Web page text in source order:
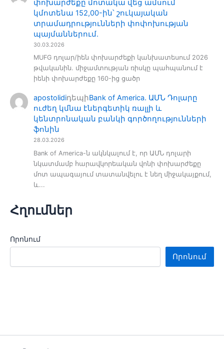
փոխարժեքը մոտակա վեց ամսում
կմոտենա 152,00-ին՝ շուկայական
տրամադրությունների փոփոխության
պայմաններում.
30.03.2026
MUFG դոլար/իեն փոխարժեքի կանխատեսում 2026
թվականին. միջամտության ռիսկը պահպանում է
իենի փոխարժեքը 160-ից ցածր
apostolidiդեպիBank of America. ԱՄՆ Դոլարը
ուժեղ կմնա էներգետիկ ռալլի և
կենտրոնական բանկի գործողությունների
ֆոնին
28.03.2026
Bank of America-ն ակնկալում է, որ ԱՄՆ դոլարի
նկատմամբ հարավկորեական վոնի փոխարժեքը
մոտ ապագայում տատանվելու է նեղ միջակայքում,
և...
Հղումներ
Որոնում
Որոնում